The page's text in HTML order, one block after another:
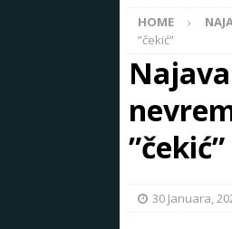
HOME
”čekić”
”čekić”
30 Januara,